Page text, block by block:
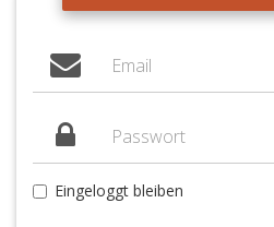
Eingeloggt bleiben